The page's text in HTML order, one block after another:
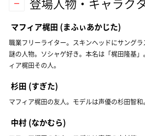
マフィア梶田 (まふぃあかじた)
職業フリーライター。スキンヘッドにサング
謎の人物。ソシャゲ好き。本名は「梶田隆基
ィア梶田その人。
杉田 (すぎた)
マフィア梶田の友人。モデルは声優の杉田智和。
中村 (なかむら)